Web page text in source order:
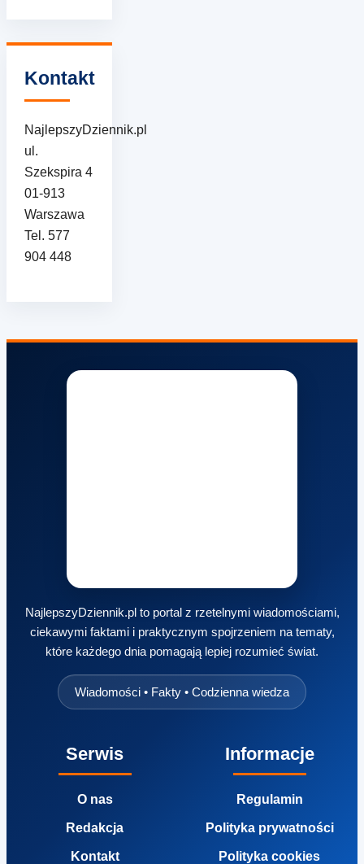
Kontakt
NajlepszyDziennik.pl
ul.
Szekspira 4
01-913
Warszawa
Tel. 577
904 448
NajlepszyDziennik.pl to portal z rzetelnymi wiadomościami,
ciekawymi faktami i praktycznym spojrzeniem na tematy,
które każdego dnia pomagają lepiej rozumieć świat.
Wiadomości • Fakty • Codzienna wiedza
Serwis
O nas
Redakcja
Kontakt
Informacje
Regulamin
Polityka prywatności
Polityka cookies